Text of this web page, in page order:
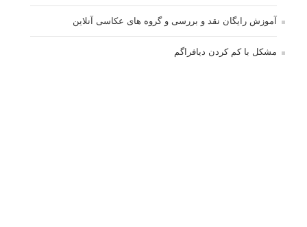
آموزش رایگان نقد و بررسی و گروه های عکاسی آنلاین
مشکل با کم کردن دیافراگم